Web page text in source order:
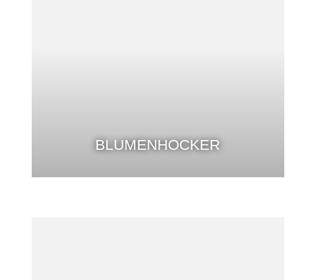
BLUMENHOCKER